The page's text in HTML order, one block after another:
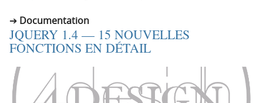
Documentation
JQUERY 1.4 — 15 NOUVELLES
FONCTIONS EN DÉTAIL